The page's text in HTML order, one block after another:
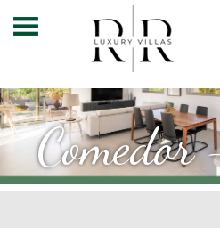
Comedor